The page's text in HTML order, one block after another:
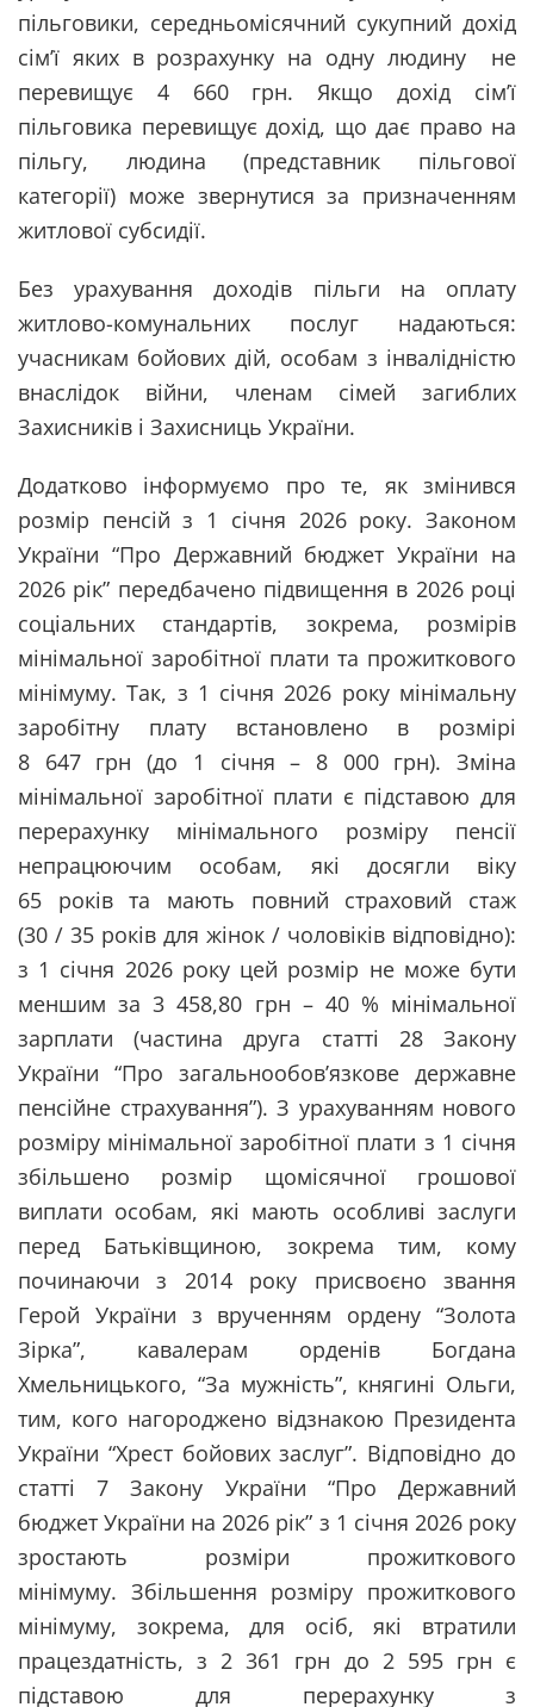
пільговики, середньомісячний сукупний дохід
сім’ї яких в розрахунку на одну людину не
перевищує 4 660 грн. Якщо дохід сім’ї
пільговика перевищує дохід, що дає право на
пільгу, людина (представник пільгової
категорії) може звернутися за призначенням
житлової субсидії.
Без урахування доходів пільги на оплату
житлово-комунальних послуг надаються:
учасникам бойових дій, особам з інвалідністю
внаслідок війни, членам сімей загиблих
Захисників і Захисниць України.
Додатково інформуємо про те, як змінився
розмір пенсій з 1 січня 2026 року. Законом
України “Про Державний бюджет України на
2026 рік” передбачено підвищення в 2026 році
соціальних стандартів, зокрема, розмірів
мінімальної заробітної плати та прожиткового
мінімуму. Так, з 1 січня 2026 року мінімальну
заробітну плату встановлено в розмірі
8 647 грн (до 1 січня – 8 000 грн). Зміна
мінімальної заробітної плати є підставою для
перерахунку мінімального розміру пенсії
непрацюючим особам, які досягли віку
65 років та мають повний страховий стаж
(30 / 35 років для жінок / чоловіків відповідно):
з 1 січня 2026 року цей розмір не може бути
меншим за 3 458,80 грн – 40 % мінімальної
зарплати (частина друга статті 28 Закону
України “Про загальнообов’язкове державне
пенсійне страхування”). З урахуванням нового
розміру мінімальної заробітної плати з 1 січня
збільшено розмір щомісячної грошової
виплати особам, які мають особливі заслуги
перед Батьківщиною, зокрема тим, кому
починаючи з 2014 року присвоєно звання
Герой України з врученням ордену “Золота
Зірка”, кавалерам орденів Богдана
Хмельницького, “За мужність”, княгині Ольги,
тим, кого нагороджено відзнакою Президента
України “Хрест бойових заслуг”. Відповідно до
статті 7 Закону України “Про Державний
бюджет України на 2026 рік” з 1 січня 2026 року
зростають розміри прожиткового
мінімуму. Збільшення розміру прожиткового
мінімуму, зокрема, для осіб, які втратили
працездатність, з 2 361 грн до 2 595 грн є
підставою для перерахунку з